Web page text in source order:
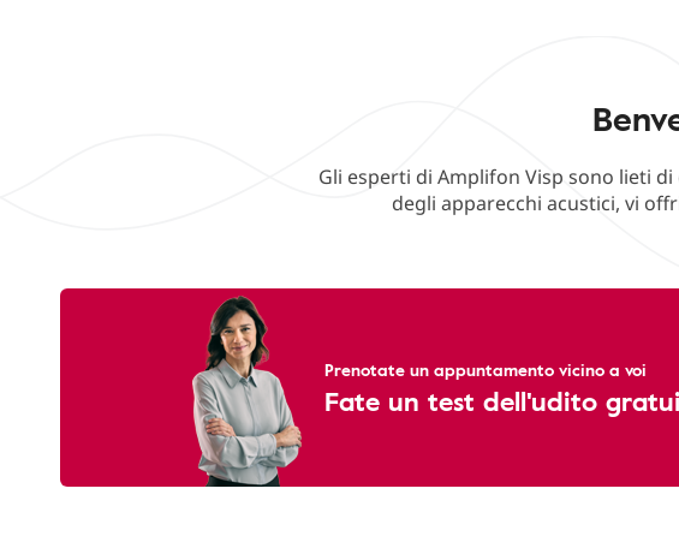
Gli esperti di Amplifon Visp sono lieti
degli apparecchi acustici, vi
Prenotate un appuntamento vicino a voi
Fate un test dell'udito